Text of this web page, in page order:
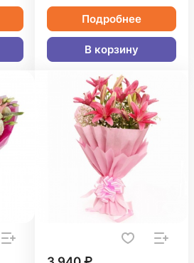
Подробнее
В корзину